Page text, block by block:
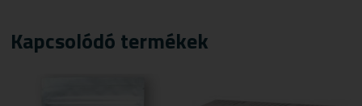
Kapcsolódó termékek